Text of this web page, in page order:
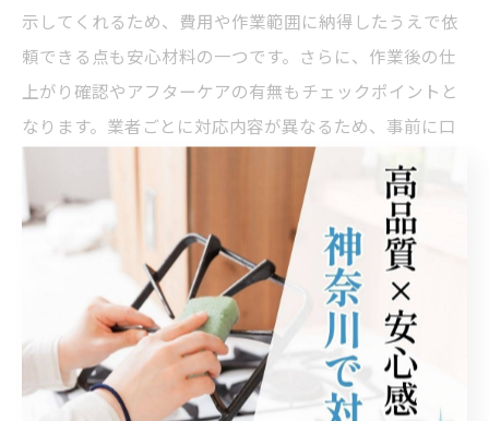
示してくれるため、費用や作業範囲に納得したうえで依
頼できる点も安心材料の一つです。さらに、作業後の仕
上がり確認やアフターケアの有無もチェックポイントと
なります。業者ごとに対応内容が異なるため、事前に口
コミや実績を確認することで、信頼できるサービスを見
極めやすくなります。
トイレクリーニング依頼で得られる信頼感
業者にトイレクリーニングを依頼することで得られる最
大のメリットは、プロならではの信頼感です。自分では
落としきれない黒ずみやカビ、頑固な尿石なども、専門
技術によってしっかり除去されるため、清潔なトイレ空